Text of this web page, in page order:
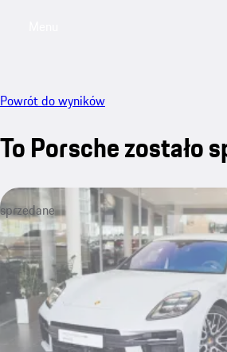
Powrót do wyników
To Porsche zostało
sprzedane